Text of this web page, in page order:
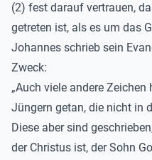
(2) fest darauf vertrauen,
getreten ist, als es um das
Johannes schrieb sein
Zweck:
„Auch viele andere
Jüngern getan, die nicht in
Diese aber sind
der Christus ist, der Sohn